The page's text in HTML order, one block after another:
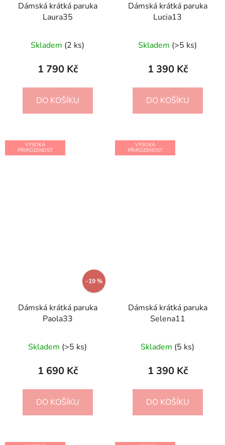
Dámská krátká paruka
Laura35
hodnocení
produktu
5,0
z
Skladem (2 ks)
1 790 Kč
DO KOŠÍKU
Dámská krátká paruka
Lucia13
Skladem (>5 ks)
1 390 Kč
DO KOŠÍKU
VYSOKÁ
PŘIROZENOST
–19 %
Dámská krátká paruka
Paola33
Skladem (>5 ks)
1 690 Kč
DO KOŠÍKU
VYSOKÁ
PŘIROZENOST
Dámská krátká paruka
Selena11
Skladem (5 ks)
1 390 Kč
DO KOŠÍKU